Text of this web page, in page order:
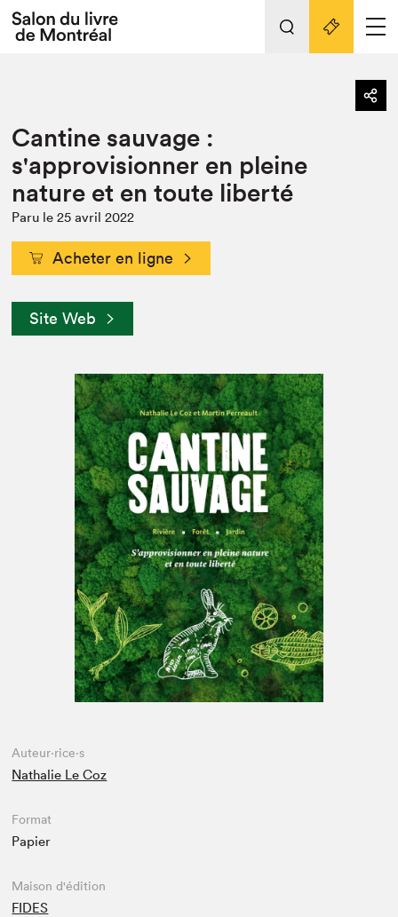
Espace médias
Espace enseignant·e·s
Espace pro
Actualités
Vidéos et Balados
Club de lecture Braindate
Nos activités
Édition 2022
Nous connaître
Projets partenaires 2022
Liens pratiques
Cantine sauvage :
s'approvisionner en pleine
nature et en toute liberté
Paru le 25 avril 2022
Acheter en ligne
Site Web
Auteur·rice·s
Nathalie Le Coz
Format
Papier
Maison d'édition
FIDES